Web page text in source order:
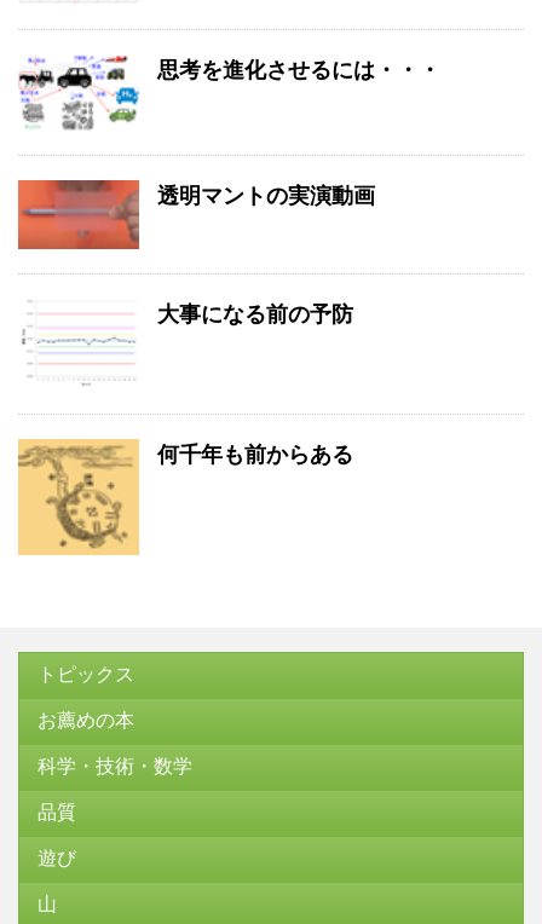
思考を進化させるには・・・
透明マントの実演動画
大事になる前の予防
何千年も前からある
トピックス
お薦めの本
科学・技術・数学
品質
遊び
山